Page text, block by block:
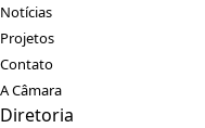
Notícias
Projetos
Contato
A Câmara
Diretoria